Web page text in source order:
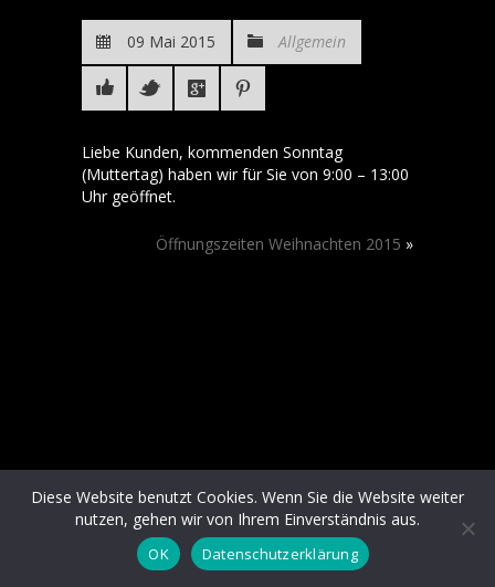
09 Mai 2015 Allgemein
Liebe Kunden, kommenden Sonntag
(Muttertag) haben wir für Sie von 9:00 – 13:00
Uhr geöffnet.
Öffnungszeiten Weihnachten 2015 »
| © 2014 Blumen Flaschka
Diese Website benutzt Cookies. Wenn Sie die Website weiter
nutzen, gehen wir von Ihrem Einverständnis aus.
OK Datenschutzerklärung